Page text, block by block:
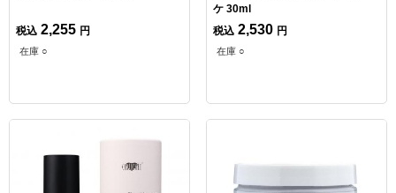
税込 2,255 円
在庫 ○
ケ 30ml
税込 2,530 円
在庫 ○